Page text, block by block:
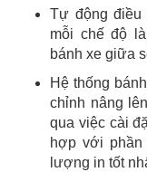
Tự động
mỗi chế độ
bánh xe giữa
Hệ thống
chỉnh nâng
qua việc cài
hợp với phần
lượng in tốt